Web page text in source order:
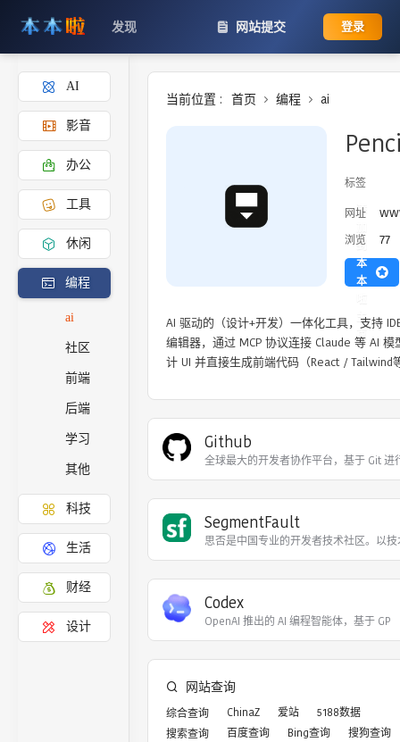
发现 网站提交 登录
AI
影音
办公
工具
休闲
编程
ai
社区
前端
后端
学习
其他
科技
生活
财经
设计
当前位置 : 首页 编程 ai
标签
网址
浏览 77
添
到
本
本
主
页
AI 驱动的（设计+开发）一体化工具，支持
编辑器，通过 ‌MCP 协议连接 Claude 等 AI 模型，允许用自然语言在无限画布上设
计 UI 并直接生成前端代码（React / Tailwind
Github
全球最大的开发者协作平台，基于 Git 进
SegmentFault
思否是中国专业的开发者技术社区。以
Codex
OpenAI 推出的 AI 编程智能体，基于 GP
网站查询
综合查询 ChinaZ 爱站
5188数据
搜索查询
百度查询 Bing查询
搜狗查询